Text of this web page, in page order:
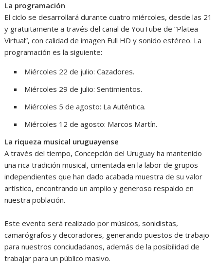
La programación
El ciclo se desarrollará durante cuatro miércoles, desde las 21
y gratuitamente a través del canal de YouTube de “Platea
Virtual”, con calidad de imagen Full HD y sonido estéreo. La
programación es la siguiente:
Miércoles 22 de julio: Cazadores.
Miércoles 29 de julio: Sentimientos.
Miércoles 5 de agosto: La Auténtica.
Miércoles 12 de agosto: Marcos Martín.
La riqueza musical uruguayense
A través del tiempo, Concepción del Uruguay ha mantenido
una rica tradición musical, cimentada en la labor de grupos
independientes que han dado acabada muestra de su valor
artístico, encontrando un amplio y generoso respaldo en
nuestra población.
Este evento será realizado por músicos, sonidistas,
camarógrafos y decoradores, generando puestos de trabajo
para nuestros conciudadanos, además de la posibilidad de
trabajar para un público masivo.